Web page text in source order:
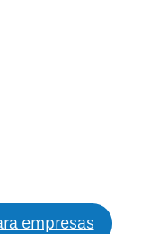
empresas